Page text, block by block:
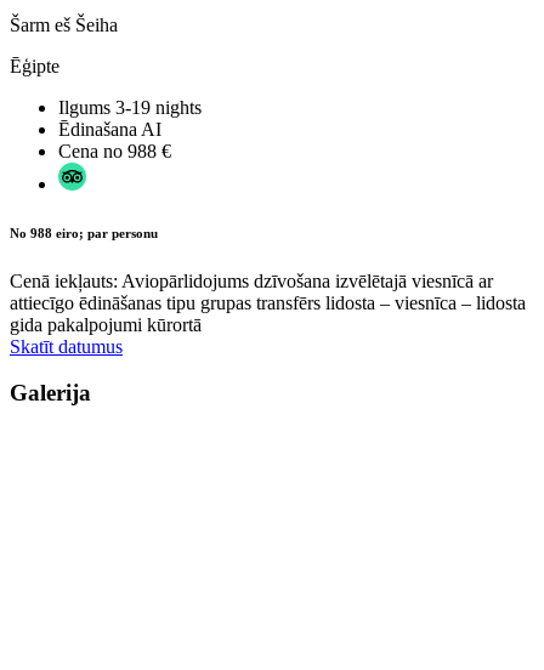
Šarm eš Šeiha
Ēģipte
Ilgums 3-19 nights
Ēdinašana AI
Cena no 988 €
No 988 eiro; par personu
Cenā iekļauts: Aviopārlidojums dzīvošana izvēlētajā viesnīcā ar
attiecīgo ēdināšanas tipu grupas transfērs lidosta – viesnīca – lidosta
gida pakalpojumi kūrortā
Skatīt datumus
Galerija